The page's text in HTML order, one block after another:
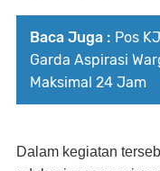
Baca Juga : Pos
Garda Aspirasi
Maksimal 24 Jam
Dalam kegiatan